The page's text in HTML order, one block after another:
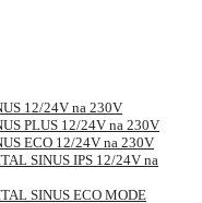
12/24V na 230V
PLUS 12/24V na 230V
ECO 12/24V na 230V
SINUS IPS 12/24V na
SINUS ECO MODE